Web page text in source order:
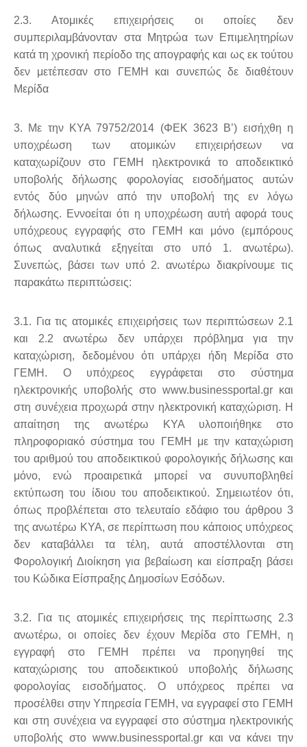
2.3. Ατομικές επιχειρήσεις οι οποίες δεν
συμπεριλαμβάνονταν στα Μητρώα των Επιμελητηρίων
κατά τη χρονική περίοδο της απογραφής και ως εκ τούτου
δεν μετέπεσαν στο ΓΕΜΗ και συνεπώς δε διαθέτουν
Μερίδα
3. Με την ΚΥΑ 79752/2014 (ΦΕΚ 3623 Β’) εισήχθη η
υποχρέωση των ατομικών επιχειρήσεων να
καταχωρίζουν στο ΓΕΜΗ ηλεκτρονικά το αποδεικτικό
υποβολής δήλωσης φορολογίας εισοδήματος αυτών
εντός δύο μηνών από την υποβολή της εν λόγω
δήλωσης. Εννοείται ότι η υποχρέωση αυτή αφορά τους
υπόχρεους εγγραφής στο ΓΕΜΗ και μόνο (εμπόρους
όπως αναλυτικά εξηγείται στο υπό 1. ανωτέρω).
Συνεπώς, βάσει των υπό 2. ανωτέρω διακρίνουμε τις
παρακάτω περιπτώσεις:
3.1. Για τις ατομικές επιχειρήσεις των περιπτώσεων 2.1
και 2.2 ανωτέρω δεν υπάρχει πρόβλημα για την
καταχώριση, δεδομένου ότι υπάρχει ήδη Μερίδα στο
ΓΕΜΗ. Ο υπόχρεος εγγράφεται στο σύστημα
ηλεκτρονικής υποβολής στο www.businessportal.gr και
στη συνέχεια προχωρά στην ηλεκτρονική καταχώριση. Η
απαίτηση της ανωτέρω ΚΥΑ υλοποιήθηκε στο
πληροφοριακό σύστημα του ΓΕΜΗ με την καταχώριση
του αριθμού του αποδεικτικού φορολογικής δήλωσης και
μόνο, ενώ προαιρετικά μπορεί να συνυποβληθεί
εκτύπωση του ίδιου του αποδεικτικού. Σημειωτέον ότι,
όπως προβλέπεται στο τελευταίο εδάφιο του άρθρου 3
της ανωτέρω ΚΥΑ, σε περίπτωση που κάποιος υπόχρεος
δεν καταβάλλει τα τέλη, αυτά αποστέλλονται στη
Φορολογική Διοίκηση για βεβαίωση και είσπραξη βάσει
του Κώδικα Είσπραξης Δημοσίων Εσόδων.
3.2. Για τις ατομικές επιχειρήσεις της περίπτωσης 2.3
ανωτέρω, οι οποίες δεν έχουν Μερίδα στο ΓΕΜΗ, η
εγγραφή στο ΓΕΜΗ πρέπει να προηγηθεί της
καταχώρισης του αποδεικτικού υποβολής δήλωσης
φορολογίας εισοδήματος. Ο υπόχρεος πρέπει να
προσέλθει στην Υπηρεσία ΓΕΜΗ, να εγγραφεί στο ΓΕΜΗ
και στη συνέχεια να εγγραφεί στο σύστημα ηλεκτρονικής
υποβολής στο www.businessportal.gr και να κάνει την